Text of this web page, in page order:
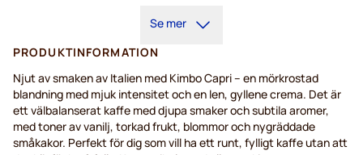
Se mer
PRODUKTINFORMATION
Njut av smaken av Italien med Kimbo Capri – en mörkrostad
blandning med mjuk intensitet och en len, gyllene crema. Det är
ett välbalanserat kaffe med djupa smaker och subtila aromer,
med toner av vanilj, torkad frukt, blommor och nygräddade
småkakor. Perfekt för dig som vill ha ett runt, fylligt kaffe utan att